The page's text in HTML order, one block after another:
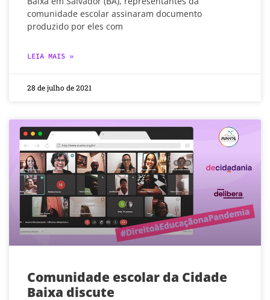
comunidade escolar assinaram documento
produzido por eles com
LEIA MAIS »
28 de julho de 2021
Comunidade escolar da Cidade
Baixa discute